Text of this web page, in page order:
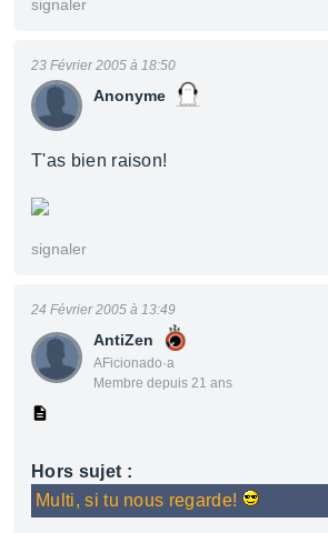
signaler
Anonyme
23 Février 2005 à 18:50
T'as bien raison!
signaler
AntiZen
AFicionado·a
Membre depuis 21 ans
24 Février 2005 à 13:49
Hors sujet :
Multi, si tu nous regarde!